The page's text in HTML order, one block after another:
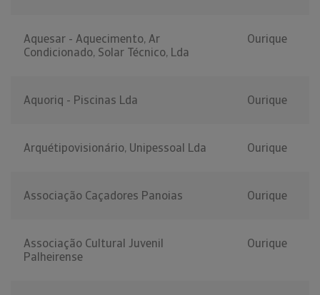
Aquesar - Aquecimento, Ar
Condicionado, Solar Técnico, Lda
Ourique
Aquoriq - Piscinas Lda Ourique
Arquétipovisionário, Unipessoal Lda Ourique
Associação Caçadores Panoias Ourique
Associação Cultural Juvenil
Palheirense
Ourique